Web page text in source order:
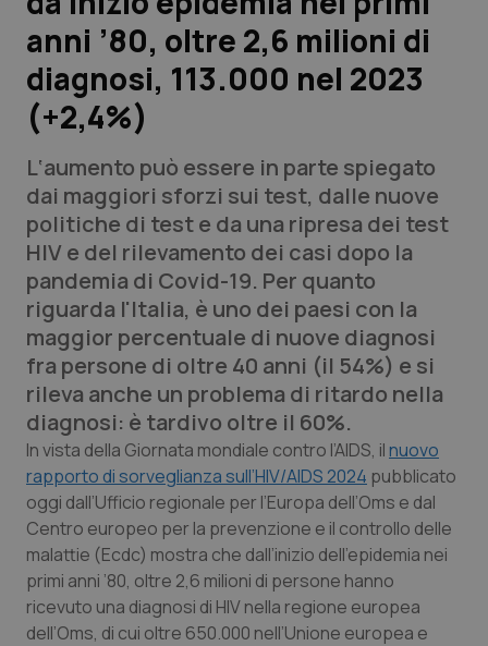
Studi e Analisi
Lettere al direttore
Edizioni Regionali
QS Pro
Professionisti Sanitari.AI
Abruzzo
Basilicata
Calabria
Campania
Emilia-Romagna
Friuli Venezia Giulia
QS Pro Gold
Artrite & artrosi
Asma & BPCO
Car-T
Colesterolo & coronaropatie
Dermatite Atopica
QS Club Newsletter
anni ’80, oltre 2,6 milioni di
diagnosi, 113.000 nel 2023
(+2,4%)
L‘aumento può essere in parte spiegato
dai maggiori sforzi sui test, dalle nuove
politiche di test e da una ripresa dei test
HIV e del rilevamento dei casi dopo la
pandemia di Covid-19. Per quanto
riguarda l'Italia, è uno dei paesi con la
maggior percentuale di nuove diagnosi
fra persone di oltre 40 anni (il 54%) e si
rileva anche un problema di ritardo nella
diagnosi: è tardivo oltre il 60%.
In vista della Giornata mondiale contro l’AIDS, ilnuovo
rapporto di sorveglianza sull’HIV/AIDS 2024 pubblicato
oggi dall’Ufficio regionale per l’Europa dell’Oms e dal
Centro europeo per la prevenzione e il controllo delle
malattie (Ecdc) mostra che dall’inizio dell’epidemia nei
primi anni ’80, oltre 2,6 milioni di persone hanno
ricevuto una diagnosi di HIV nella regione europea
dell’Oms, di cui oltre 650.000 nell’Unione europea e